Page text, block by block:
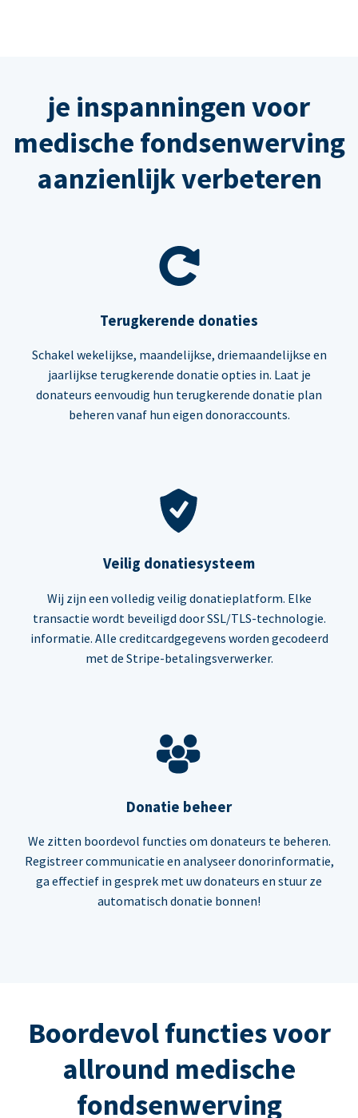
je inspanningen voor
medische fondsenwerving
aanzienlijk verbeteren
Terugkerende donaties
Schakel wekelijkse, maandelijkse, driemaandelijkse en
jaarlijkse terugkerende donatie opties in. Laat je
donateurs eenvoudig hun terugkerende donatie plan
beheren vanaf hun eigen donoraccounts.
Veilig donatiesysteem
Wij zijn een volledig veilig donatieplatform. Elke
transactie wordt beveiligd door SSL/TLS-technologie.
informatie. Alle creditcardgegevens worden gecodeerd
met de Stripe-betalingsverwerker.
Donatie beheer
We zitten boordevol functies om donateurs te beheren.
Registreer communicatie en analyseer donorinformatie,
ga effectief in gesprek met uw donateurs en stuur ze
automatisch donatie bonnen!
Boordevol functies voor
allround medische
fondsenwerving